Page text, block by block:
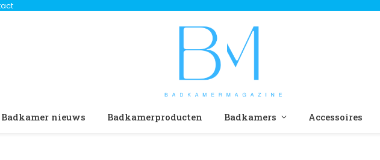
Badkamer nieuws Badkamerproducten Badkamers Accessoires